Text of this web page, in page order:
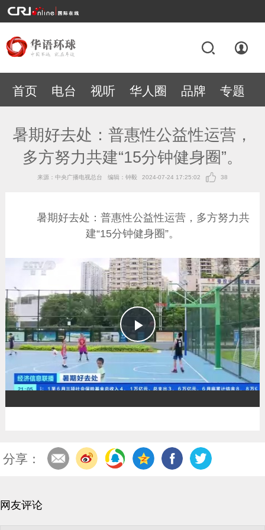
首页 电台 视听 华人圈 品牌 专题
暑期好去处：普惠性公益性运营，
多方努力共建“15分钟健身圈”。
来源：中央广播电视总台 编辑：钟毅 2024-07-24 17:25:02 38
暑期好去处：普惠性公益性运营，多方努力共
建“15分钟健身圈”。
播
放
分享：
网友评论